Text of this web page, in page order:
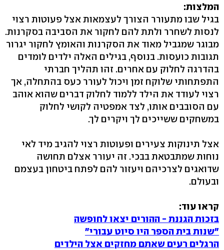
המלצות:
בגיל שבו מתעורר הצורך לעצמאות אצל פעוטות רצוי
לנסות לשחרר ולתת להם לחקור את הסביבה בסקרנות.
מבוגר שמגביל מאוד את הסקרנות והאומץ לחקור יגרור
תגובות כועסות. בנוסף, בגילים האלה ילדים לומדים
בהדרגה לחלוק עם אחרים. זהו תהליך חברתי
התפתחותי שלוקח זמן ויכול לעורר כעס בהתחלה, אך
רצוי לעודד את הילד ללמוד לחלוק דברים שהוא אוהב
עם הסובבים אותו, לצד אמפטיה לקושי לחלוק
במשחקים ששייכים לך ויקרים לך.
אצל תינוקות צעירים ופעוטות רצוי להגיב מיד לאי
נוחות שמתבטאת בבכי. זה יעורר אצלם תחושה
שדואגים לצרכיהם ויעזור להם לפתח ביטחון בעצמם
ובעולם.
קראו עוד:
בזכות הגננת - ההורים יצאו לחופשה
"שנות בית הספר היו סיוט עבורי"
הרגלים רעים שאתם מחזקים אצל הילדים